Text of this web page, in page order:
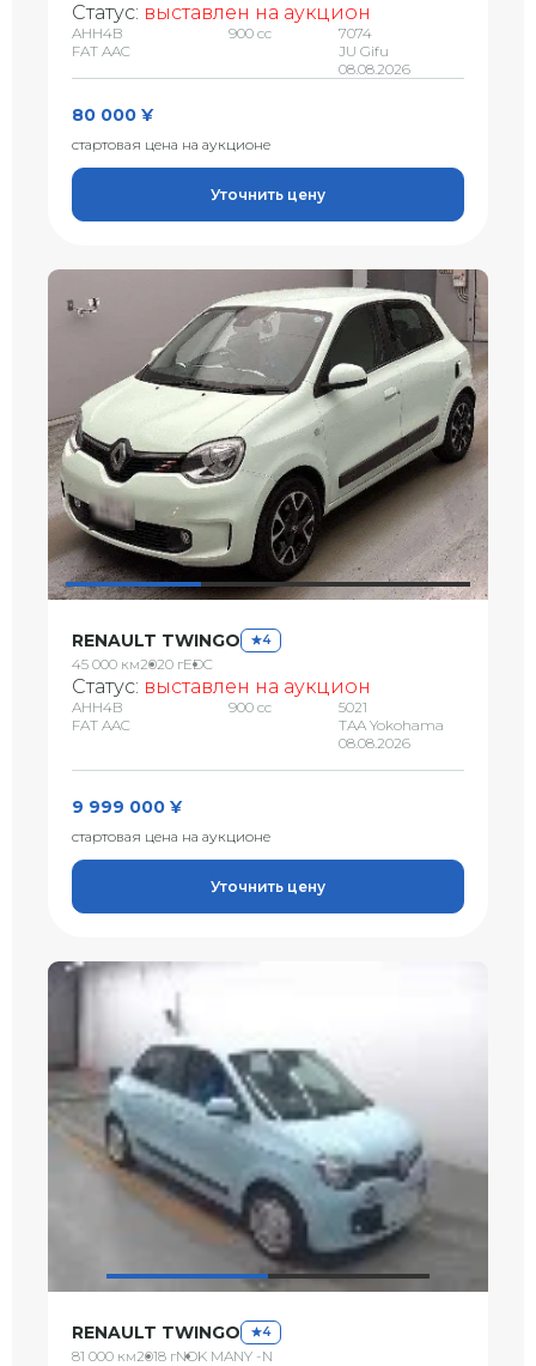
Статус: выставлен на аукцион
AHH4B
FAT AAC
900 сс
7074
JU Gifu
08.08.2026
80 000 ¥
стартовая цена на аукционе
Уточнить цену
RENAULT TWINGO 4
45 000 км2020 гEDC
Статус: выставлен на аукцион
AHH4B
FAT AAC
900 сс
5021
TAA Yokohama
08.08.2026
9 999 000 ¥
стартовая цена на аукционе
Уточнить цену
RENAULT TWINGO 4
81 000 км2018 гNOK MANY -N